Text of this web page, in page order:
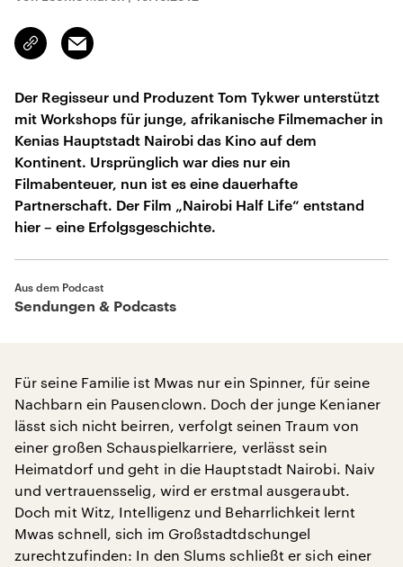
Link
kopieren/teilen
Email
Der Regisseur und Produzent Tom Tykwer unterstützt
mit Workshops für junge, afrikanische Filmemacher in
Kenias Hauptstadt Nairobi das Kino auf dem
Kontinent. Ursprünglich war dies nur ein
Filmabenteuer, nun ist es eine dauerhafte
Partnerschaft. Der Film „Nairobi Half Life“ entstand
hier – eine Erfolgsgeschichte.
Aus dem Podcast
Sendungen & Podcasts
Für seine Familie ist Mwas nur ein Spinner, für seine
Nachbarn ein Pausenclown. Doch der junge Kenianer
lässt sich nicht beirren, verfolgt seinen Traum von
einer großen Schauspielkarriere, verlässt sein
Heimatdorf und geht in die Hauptstadt Nairobi. Naiv
und vertrauensselig, wird er erstmal ausgeraubt.
Doch mit Witz, Intelligenz und Beharrlichkeit lernt
Mwas schnell, sich im Großstadtdschungel
zurechtzufinden: In den Slums schließt er sich einer